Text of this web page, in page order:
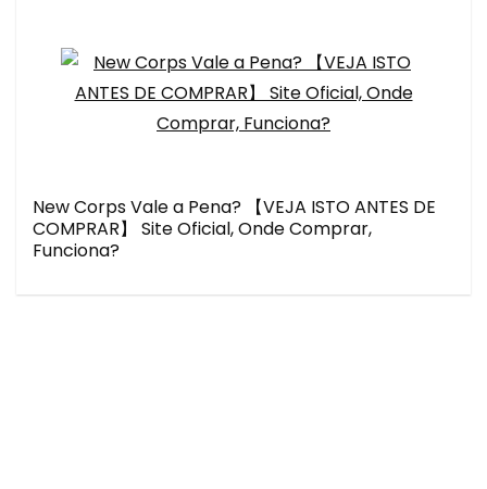
New Corps Vale a Pena? 【VEJA ISTO ANTES DE
COMPRAR】 Site Oficial, Onde Comprar,
Funciona?